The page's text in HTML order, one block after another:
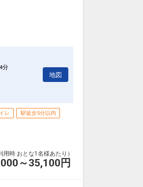
分
地図
レ
駅徒歩5分以内
用時 おとな1名様あたり）
～35,100 円